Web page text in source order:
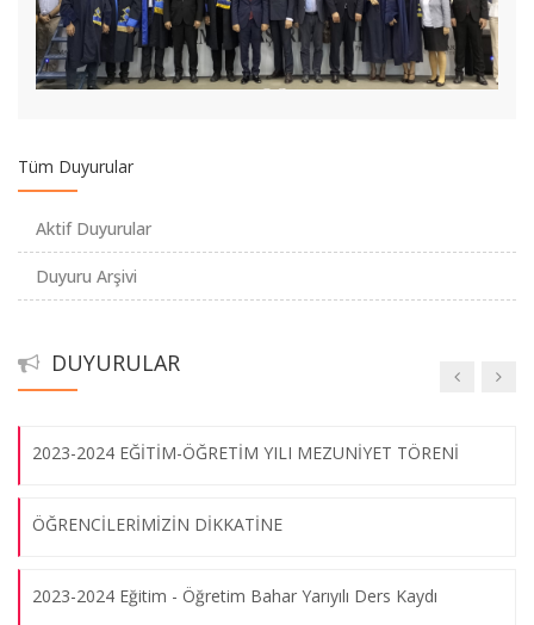
Tüm Duyurular
Aktif Duyurular
Duyuru Arşivi
DUYURULAR
Başvuru Çağrısı
2020-2021 YAZ OKULU İŞLEMLERİ
MARMARA ÜNİVERSİTESİ 07.10.2020 TARİHLİ
SENATOSUNUN FAALİYET İZNİ KALDIRILAN İSTANBUL
İLGİLİ KARARLARI
2023-2024 EĞİTİM-ÖĞRETİM YILI MEZUNİYET TÖRENİ
ÖĞRENCİLERİMİZİN DİKKATİNE
2023-2024 Eğitim - Öğretim Bahar Yarıyılı Ders Kaydı